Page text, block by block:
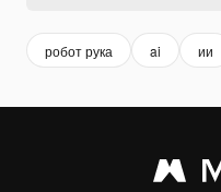
робот рука ai ии